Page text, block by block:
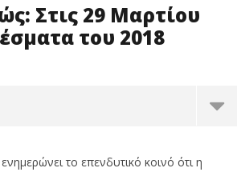
Στις 29 Μαρτίου
του 2018
το επενδυτικό κοινό ότι η